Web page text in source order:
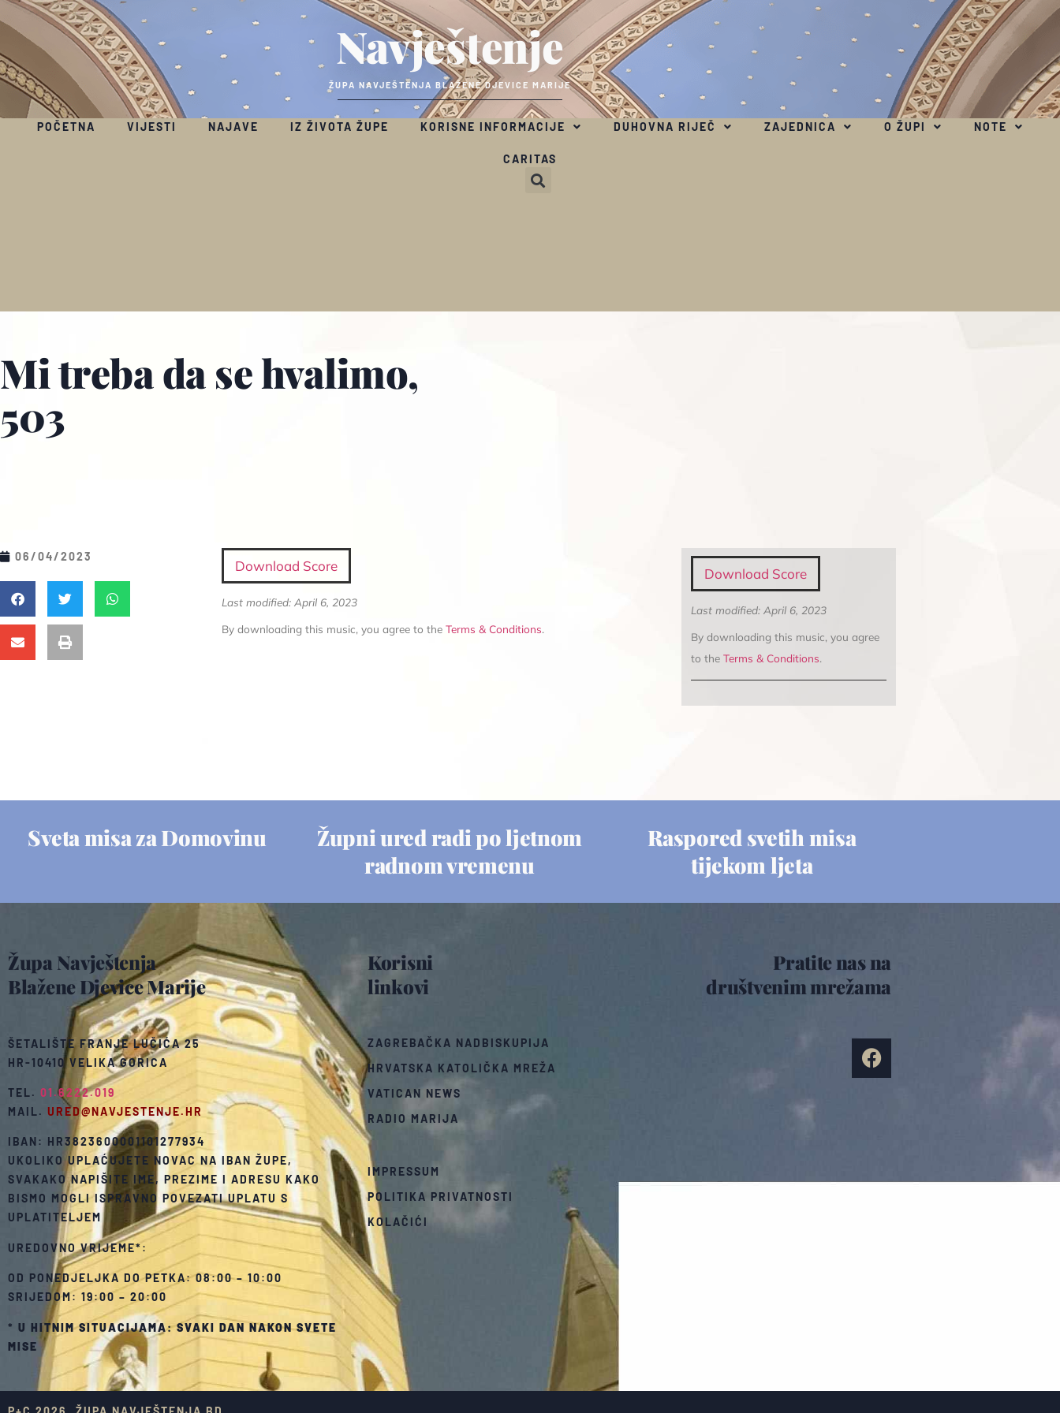
Navještenje
ŽUPA NAVJEŠTENJA BLAŽENE DJEVICE MARIJE
POČETNA VIJESTI NAJAVE IZ ŽIVOTA ŽUPE KORISNE INFORMACIJE DUHOVNA RIJEČ ZAJEDNICA O ŽUPI NOTE
CARITAS
Mi treba da se hvalimo,
503
06/04/2023
Download Score
Last modified: April 6, 2023
By downloading this music, you agree
to theTerms & Conditions.
Download Score
Last modified: April 6, 2023
By downloading this music, you agree to theTerms & Conditions.
Sveta misa za Domovinu
Župni ured radi po ljetnom
radnom vremenu
Raspored svetih misa
tijekom ljeta
Župa Navještenja
Blažene Djevice Marije
ŠETALIŠTE FRANJE LUČIĆA 25
HR-10410 VELIKA GORICA
TEL. 01.6222.019
MAIL. URED@NAVJESTENJE.HR
IBAN: HR3823600001101277934
UKOLIKO UPLAĆUJETE NOVAC NA IBAN ŽUPE,
SVAKAKO NAPIŠITE IME, PREZIME I ADRESU KAKO
BISMO MOGLI ISPRAVNO POVEZATI UPLATU S
UPLATITELJEM
UREDOVNO VRIJEME*:
OD PONEDJELJKA DO PETKA: 08:00 – 10:00
SRIJEDOM: 19:00 – 20:00
* U HITNIM SITUACIJAMA: SVAKI DAN NAKON SVETE
MISE
Korisni
linkovi
ZAGREBAČKA NADBISKUPIJA
HRVATSKA KATOLIČKA MREŽA
VATICAN NEWS
RADIO MARIJA
IMPRESSUM
POLITIKA PRIVATNOSTI
KOLAČIĆI
Pratite nas na
društvenim mrežama